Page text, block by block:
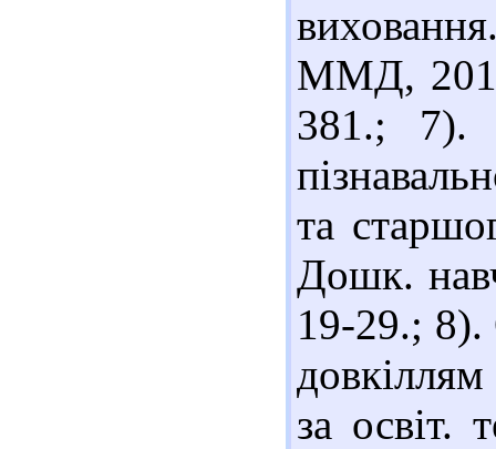
ММД,
381.; 7).
та
Дошк.
19-29.; 8).
за освіт.